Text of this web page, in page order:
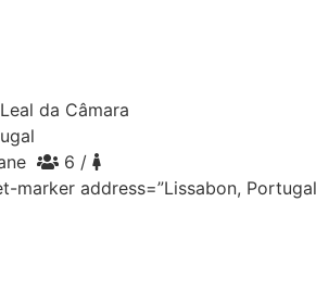
da Câmara
6 /
marker address=”Lissabon,